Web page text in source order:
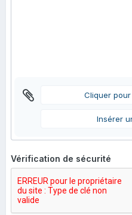
Cliquer
Insérer
Vérification de sécurité